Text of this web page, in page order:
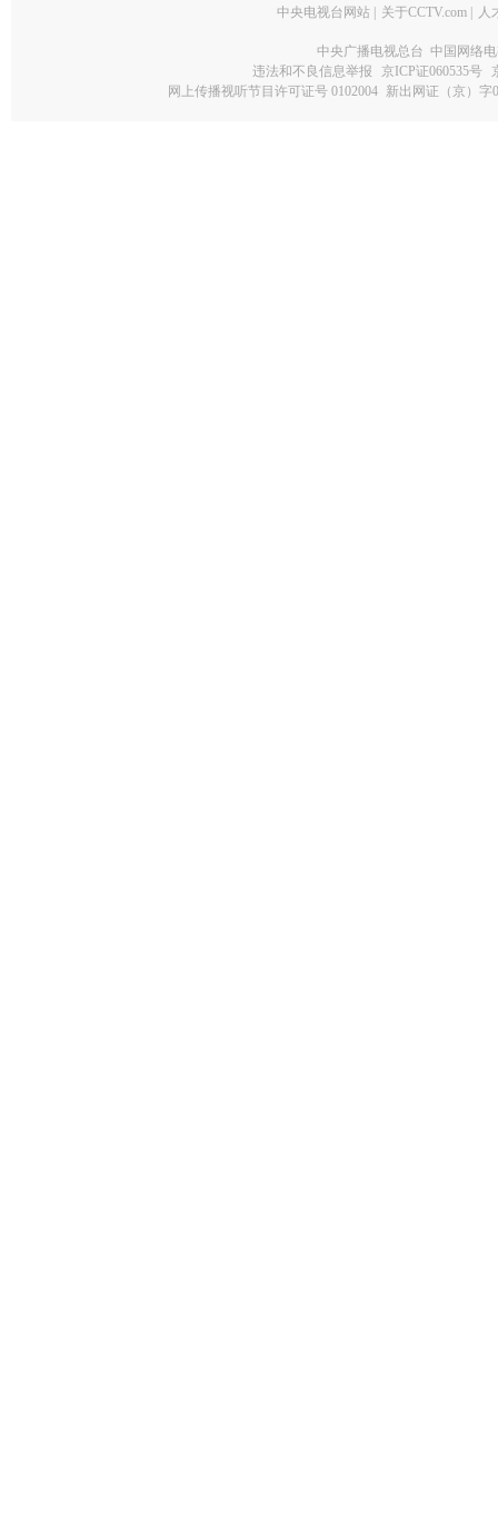
中央电视台网站 关于CCTV.com 人
中央广播电视总台 中国网络
违法和不良信息举报
京ICP证060535号
网上传播视听节目许可证号 0102004 新出网证（京）